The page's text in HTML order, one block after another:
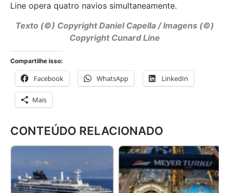
Line opera quatro navios simultaneamente.
Texto (©) Copyright Daniel Capella / Imagens (©)
Copyright Cunard Line
Compartilhe isso:
Facebook WhatsApp LinkedIn
Mais
CONTEÚDO RELACIONADO